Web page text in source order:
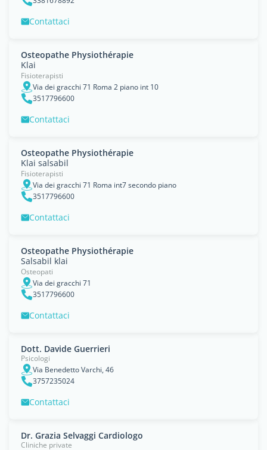
Contattaci
Osteopathe Physiothérapie
Klai
Fisioterapisti
Via dei gracchi 71 Roma 2 piano int 10
3517796600
Contattaci
Osteopathe Physiothérapie
Klai salsabil
Fisioterapisti
Via dei gracchi 71 Roma int7 secondo piano
3517796600
Contattaci
Osteopathe Physiothérapie
Salsabil klai
Osteopati
Via dei gracchi 71
3517796600
Contattaci
Dott. Davide Guerrieri
Psicologi
Via Benedetto Varchi, 46
3757235024
Contattaci
Dr. Grazia Selvaggi Cardiologo
Cliniche private